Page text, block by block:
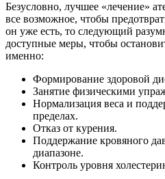
Безусловно, лучшее «лечение»
все возможное, чтобы
он уже есть, то следующий
доступные меры, чтобы
именно:
Формирование здоровой
Занятие физическими
Нормализация веса и
пределах.
Отказ от курения.
Поддержание кровяного
диапазоне.
Контроль уровня